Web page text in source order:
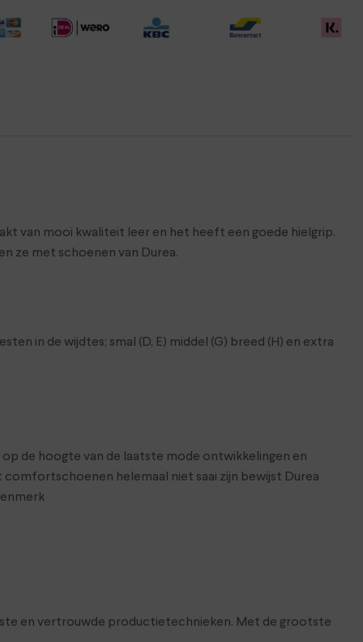
van mooi kwaliteit leer en het heeft een goede hielgrip.
ze met schoenen van Durea.
in de wijdtes; smal (D, E) middel (G) breed (H) en extra
de hoogte van de laatste mode ontwikkelingen en
helemaal niet saai zijn bewijst Durea
en vertrouwde productietechnieken. Met de grootste